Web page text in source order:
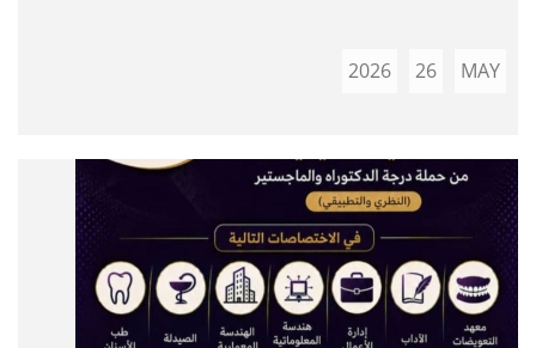
MAY
26
2026